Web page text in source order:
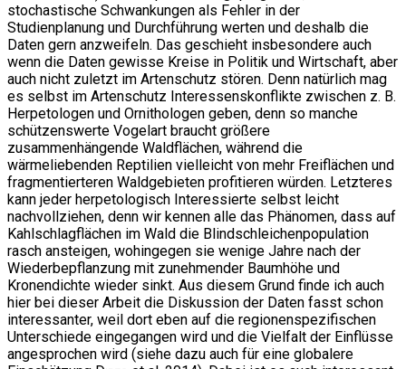
stochastische Schwankungen als Fehler in der
Studienplanung und Durchführung werten und deshalb die
Daten gern anzweifeln. Das geschieht insbesondere auch
wenn die Daten gewisse Kreise in Politik und Wirtschaft, aber
auch nicht zuletzt im Artenschutz stören. Denn natürlich mag
es selbst im Artenschutz Interessenskonflikte zwischen z. B.
Herpetologen und Ornithologen geben, denn so manche
schützenswerte Vogelart braucht größere
zusammenhängende Waldflächen, während die
wärmeliebenden Reptilien vielleicht von mehr Freiflächen und
fragmentierteren Waldgebieten profitieren würden. Letzteres
kann jeder herpetologisch Interessierte selbst leicht
nachvollziehen, denn wir kennen alle das Phänomen, dass auf
Kahlschlagflächen im Wald die Blindschleichenpopulation
rasch ansteigen, wohingegen sie wenige Jahre nach der
Wiederbepflanzung mit zunehmender Baumhöhe und
Kronendichte wieder sinkt. Aus diesem Grund finde ich auch
hier bei dieser Arbeit die Diskussion der Daten fasst schon
interessanter, weil dort eben auf die regionenspezifischen
Unterschiede eingegangen wird und die Vielfalt der Einflüsse
angesprochen wird (siehe dazu auch für eine globalere